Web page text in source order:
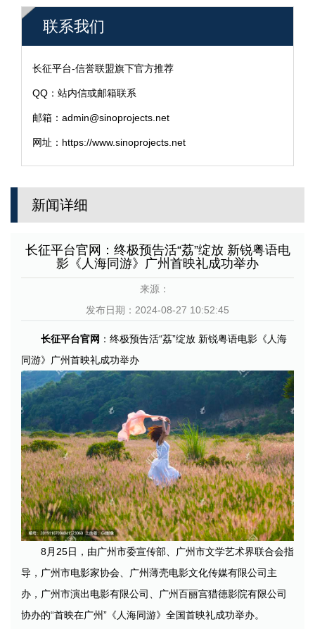
联系我们
长征平台-信誉联盟旗下官方推荐
QQ：站内信或邮箱联系
邮箱：admin@sinoprojects.net
网址：https://www.sinoprojects.net
新闻详细
长征平台官网：终极预告活“荔”绽放 新锐粤语电
影《人海同游》广州首映礼成功举办
来源：
发布日期：2024-08-27 10:52:45
长征平台官网 ：终极预告活“荔”绽放 新锐粤语电影《人海
同游》广州首映礼成功举办
8月25日，由广州市委宣传部、广州市文学艺术界联合会指
导，广州市电影家协会、广州薄壳电影文化传媒有限公司主
办，广州市演出电影有限公司、广州百丽宫猎德影院有限公司
协办的“首映在广州”《人海同游》全国首映礼成功举办。